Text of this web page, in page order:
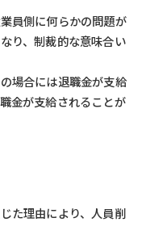
員側に何らかの問題が
り、制裁的な意味合い
場合には退職金が支給
金が支給されることが
た理由により、人員削